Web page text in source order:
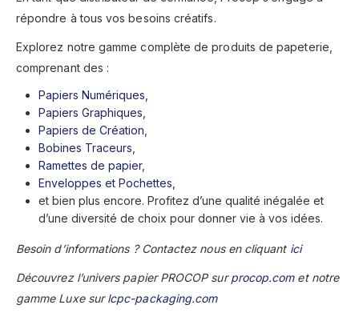
répondre à tous vos besoins créatifs.
Explorez notre gamme complète de produits de papeterie,
comprenant des :
Papiers Numériques,
Papiers Graphiques
Papiers de Création
Bobines Traceurs
Ramettes de papier,
Enveloppes et Pochettes
et bien plus encore. Profitez d’une qualité inégalée et
d’une diversité de choix pour donner vie à vos idées.
Besoin d’informations ? Contactez nous en cliquant ici
Découvrez l’univers papier PROCOP surprocop.comet notre
gamme Luxe surlcpc-packaging.com